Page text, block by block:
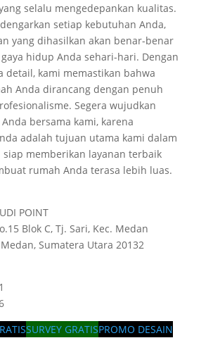
selalu mengedepankan kualitas.
setiap kebutuhan Anda,
yang dihasilkan akan benar-benar
hidup Anda sehari-hari. Dengan
detail, kami memastikan bahwa
Anda dirancang dengan penuh
Segera wujudkan
bersama kami, karena
adalah tujuan utama kami dalam
siap memberikan layanan terbaik
rumah Anda terasa lebih luas.
POINT
Blok C, Tj. Sari, Kec. Medan
Sumatera Utara 20132
SURVEY GRATISPROMO DESAIN